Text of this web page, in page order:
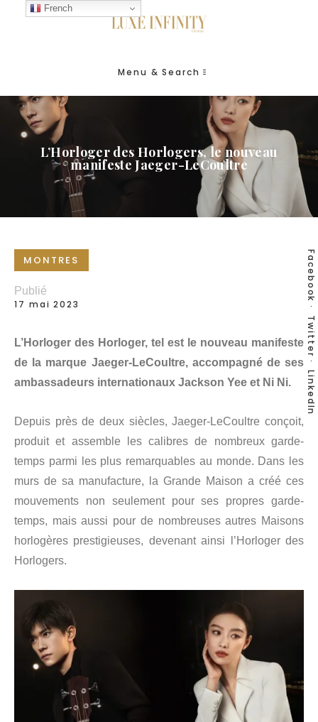
Menu & Search
L’Horloger des Horlogers, le nouveau
manifeste Jaeger-LeCoultre
Facebook
Twitter
LinkedIn
MONTRES
Publié
17 mai 2023
L’Horloger des Horloger, tel est le nouveau manifeste
de la marque Jaeger-LeCoultre, accompagné de ses
ambassadeurs internationaux Jackson Yee et Ni Ni.
Depuis près de deux siècles, Jaeger-LeCoultre conçoit,
produit et assemble les calibres de nombreux garde-
temps parmi les plus remarquables au monde. Dans les
murs de sa manufacture, la Grande Maison a créé ces
mouvements non seulement pour ses propres garde-
temps, mais aussi pour de nombreuses autres Maisons
horlogères prestigieuses, devenant ainsi l’Horloger des
Horlogers.
French